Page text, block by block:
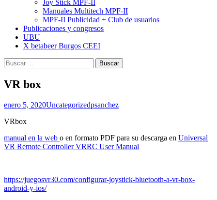
Joy Stick MPF-II
Manuales Multitech MPF-II
MPF-II Publicidad + Club de usuarios
Publicaciones y congresos
UBU
X betabeer Burgos CEEI
Buscar:
VR box
enero 5, 2020Uncategorizedpsanchez
VRbox
manual en la web o en formato PDF para su descarga en Universal
VR Remote Controller VRRC User Manual
https://juegosvr30.com/configurar-joystick-bluetooth-a-vr-box-
android-y-ios/